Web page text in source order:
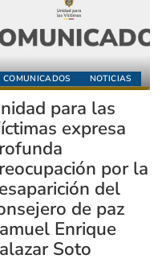
COMUNICADOS NOTICIAS
para las
expresa
por la
del
de paz
Enrique
Soto